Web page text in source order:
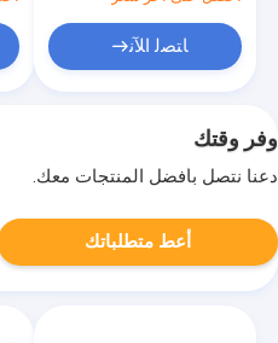
ﺎﺘﺼﻟ ﺍﻶﻧ
وفر وقتك
دعنا نتصل بأفضل المنتجات معك.
أعط متطلباتك